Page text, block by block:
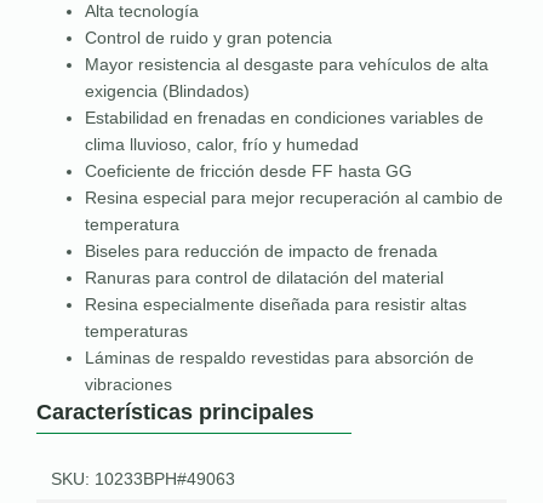
Alta tecnología
Control de ruido y gran potencia
Mayor resistencia al desgaste para vehículos de alta
exigencia (Blindados)
Estabilidad en frenadas en condiciones variables de
clima lluvioso, calor, frío y humedad
Coeficiente de fricción desde FF hasta GG
Resina especial para mejor recuperación al cambio de
temperatura
Biseles para reducción de impacto de frenada
Ranuras para control de dilatación del material
Resina especialmente diseñada para resistir altas
temperaturas
Láminas de respaldo revestidas para absorción de
vibraciones
Características principales
SKU: 10233BPH#49063